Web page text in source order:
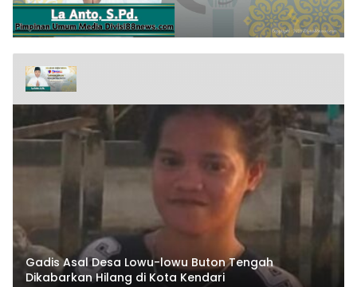
Gadis Asal Desa Lowu-lowu Buton Tengah
Dikabarkan Hilang di Kota Kendari